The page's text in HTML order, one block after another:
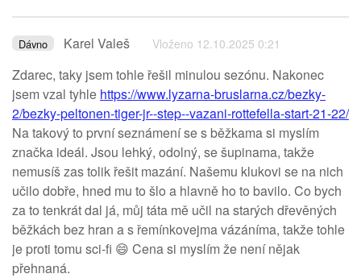
Dávno Karel Valeš Vloženo 12.10.2025 0:21
Zdarec, taky jsem tohle řešil minulou sezónu. Nakonec
jsem vzal tyhle https://www.lyzarna-bruslarna.cz/bezky-
2/bezky-peltonen-tiger-jr--step--vazani-rottefella-start-21-22/
Na takový to první seznámení se s běžkama si myslím
značka ideál. Jsou lehký, odolný, se šupinama, takže
nemusíš zas tolik řešit mazání. Našemu klukovi se na nich
učilo dobře, hned mu to šlo a hlavně ho to bavilo. Co bych
za to tenkrát dal já, můj táta mě učil na starých dřevěných
běžkách bez hran a s řemínkovejma vázáníma, takže tohle
je proti tomu sci-fi 😄 Cena si myslím že není nějak
přehnaná.